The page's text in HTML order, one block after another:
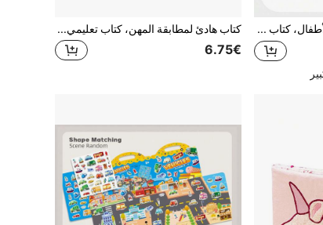
كتاب قماشي ناعم للأطفال، كتاب حسي لتعلم الحياة اليومية والروتين، مقاوم للتمزق، قابل للغسيل، بدون حواف حادة، هدية عيد ميلاد للمواليد الجدد 0+، هدية عطلة / هدية حفلة / لعب داخلي وخارجي كتاب هادئ لمطابقة المهن، كتاب تعليمي مبكر للأطفال، كتاب إدراكي بدون قص، كتاب مشغول، كتاب لصق متكرر، لعبة أحجية، كتاب هادئ لمطابقة المهن، كتاب مشغول للأطفال، لعبة ذكاء مفيدة، كتاب لصق متكرر، هدية
6.75€